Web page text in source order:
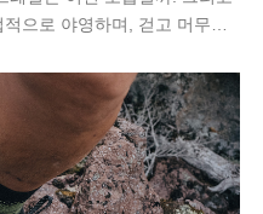
으로 야영하며, 걷고 머무는